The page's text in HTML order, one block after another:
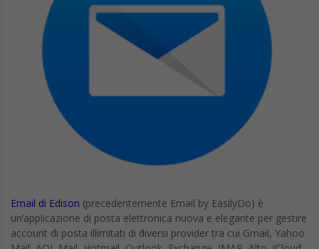
Email di Edison (precedentemente Email by EasilyDo) è
un’applicazione di posta elettronica nuova e elegante per gestire
account di posta illimitati di diversi provider tra cui Gmail, Yahoo